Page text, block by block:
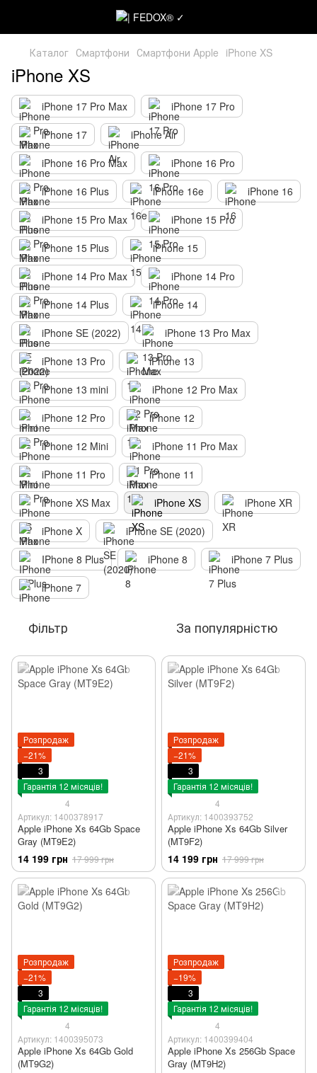
Каталог Смартфони Смартфони Apple iPhone XS
iPhone XS
iPhone 17 Pro Max
iPhone 17 Pro
iPhone 17
iPhone Air
iPhone 16 Pro Max
iPhone 16 Pro
iPhone 16 Plus
iPhone 16e
iPhone 16
iPhone 15 Pro Max
iPhone 15 Pro
iPhone 15 Plus
iPhone 15
iPhone 14 Pro Max
iPhone 14 Pro
iPhone 14 Plus
iPhone 14
iPhone SE (2022)
iPhone 13 Pro Max
iPhone 13 Pro
iPhone 13
iPhone 13 mini
iPhone 12 Pro Max
iPhone 12 Pro
iPhone 12
iPhone 12 Mini
iPhone 11 Pro Max
iPhone 11 Pro
iPhone 11
iPhone XS Max
iPhone XS
iPhone XR
iPhone X
iPhone SE (2020)
IPhone 8 Plus
iPhone 8
iPhone 7 Plus
iPhone 7
Фільтр За популярністю
Розпродаж
−21%
3
Гарантія 12 місяців!
4
Артикул: 1400378917
Apple iPhone Xs 64Gb Space
Gray (MT9E2)
14 199 грн 17 999 грн
Розпродаж
−21%
3
Гарантія 12 місяців!
4
Артикул: 1400393752
Apple iPhone Xs 64Gb Silver
(MT9F2)
14 199 грн 17 999 грн
Розпродаж
−21%
3
Гарантія 12 місяців!
4
Артикул: 1400395073
Apple iPhone Xs 64Gb Gold
(MT9G2)
Розпродаж
−19%
3
Гарантія 12 місяців!
4
Артикул: 1400399404
Apple iPhone Xs 256Gb Space
Gray (MT9H2)